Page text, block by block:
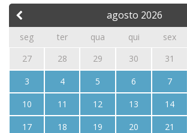
agosto 2026
seg ter qua qui sex
27
28 29 30 31
3
4 5 6 7
10
11 12 13 14
17
18 19 20 21